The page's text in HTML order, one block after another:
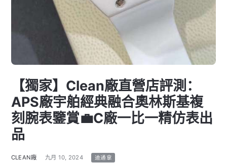
【獨家】Clean廠直營店評測：
APS廠宇舶經典融合奧林斯基複
刻腕表鑒賞💼C廠一比一精仿表出
品
CLEAN廠 九月 10, 2024 迪通拿